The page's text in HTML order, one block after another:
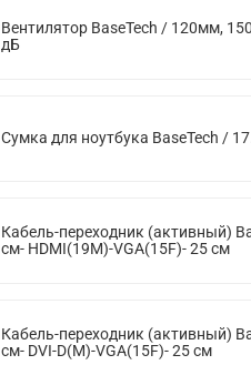
Вентилятор BaseTech / 120мм,
дБ
Сумка для ноутбука BaseTech /
Кабель-переходник (активный)
см- HDMI(19M)-VGA(15F)- 25 см
Кабель-переходник (активный)
см- DVI-D(M)-VGA(15F)- 25 см